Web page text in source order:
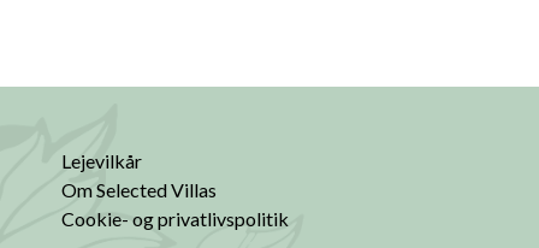
Lejevilkår
Om Selected Villas
Cookie- og privatlivspolitik